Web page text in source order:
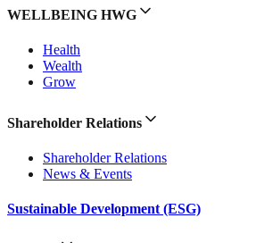
WELLBEING HWG
Health
Wealth
Grow
Shareholder Relations
Shareholder Relations
News & Events
Sustainable Development (ESG)